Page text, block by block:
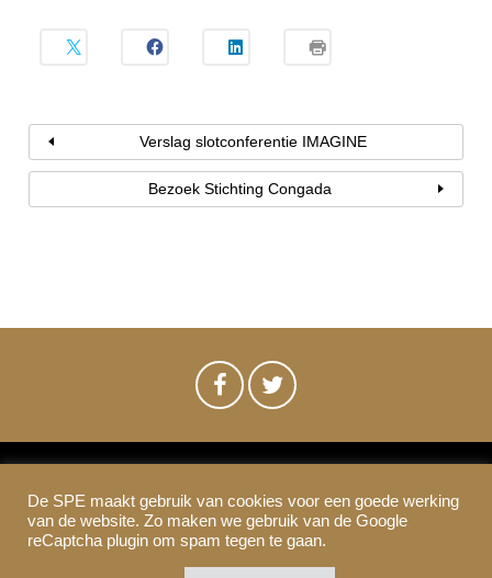
Verslag slotconferentie IMAGINE
Bezoek Stichting Congada
SPE-Amsterdam © 2021
Colofon & Disclaimer
Privacy Cookies
De SPE maakt gebruik van cookies voor een goede werking
van de website. Zo maken we gebruik van de Google
reCaptcha plugin om spam tegen te gaan.